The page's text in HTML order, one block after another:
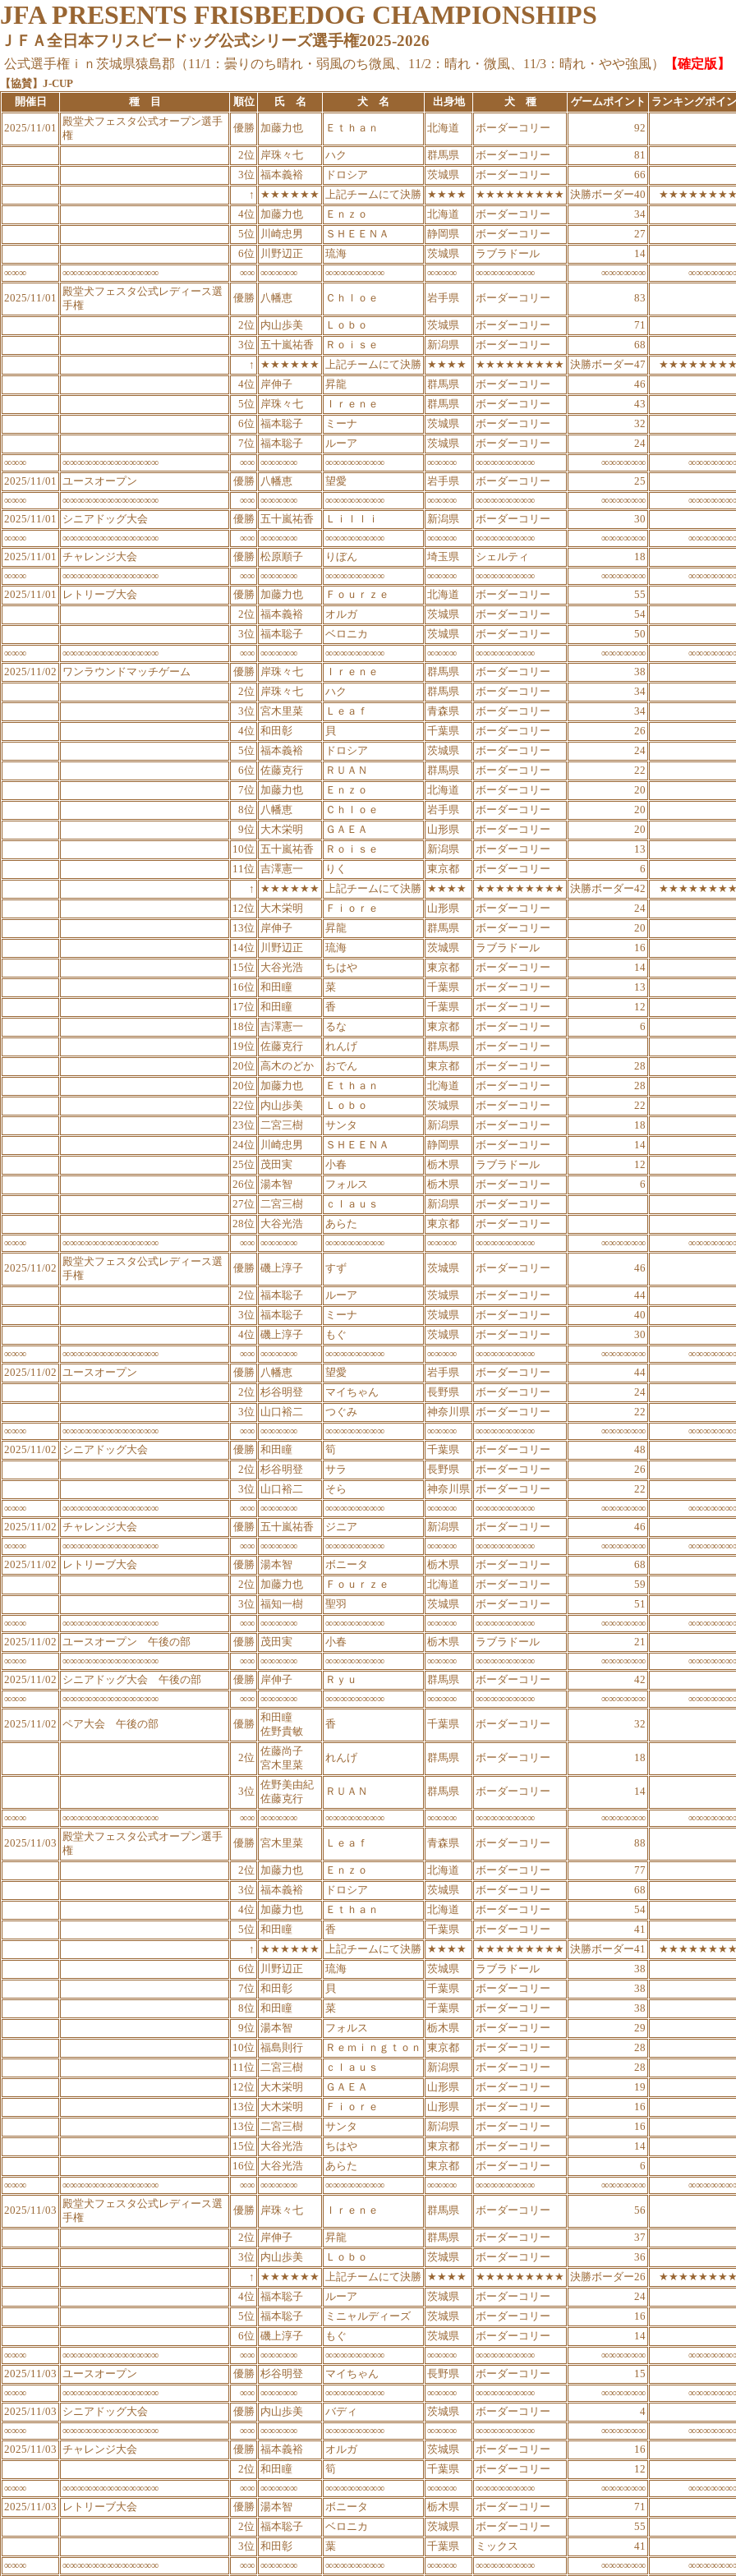
JFA PRESENTS FRISBEEDOG CHAMPIONSHIPS
ＪＦＡ全日本フリスビードッグ公式シリーズ選手権2025-2026
公式選手権ｉｎ茨城県猿島郡（11/1：曇りのち晴れ・弱風のち微風、11/2：晴れ・微風、11/3：晴れ・やや強風） 【確定版】
【協賛】J-CUP
開催日
種 目 順位 氏 名 犬 名 出身地 犬 種 ゲームポイント ランキングポイ
2025/11/01
殿堂犬フェスタ公式オープン選手
権
優勝 加藤力也 Ｅｔｈａｎ 北海道 ボーダーコリー 92
2位 岸珠々七 ハク 群馬県 ボーダーコリー 81
3位 福本義裕 ドロシア 茨城県 ボーダーコリー 66
↑
★★★★★★ 上記チームにて決勝 ★★★★ ★★★★★★★★★ 決勝ボーダー40
4位
加藤力也 Ｅｎｚｏ 北海道 ボーダーコリー 34
5位
川崎忠男 ＳＨＥＥＮＡ 静岡県 ボーダーコリー 27
6位
川野辺正 琉海 茨城県 ラブラドール 14
∞∞∞
∞∞∞∞∞∞∞∞∞∞∞∞∞ ∞∞ ∞∞∞∞∞ ∞∞∞∞∞∞∞∞ ∞∞∞∞ ∞∞∞∞∞∞∞∞ ∞∞∞∞∞∞
2025/11/01
殿堂犬フェスタ公式レディース選
手権
優勝 八幡恵 Ｃｈｌｏｅ 岩手県 ボーダーコリー 83
2位 内山歩美 Ｌｏｂｏ 茨城県 ボーダーコリー 71
3位
五十嵐祐香 Ｒｏｉｓｅ 新潟県 ボーダーコリー 68
↑
★★★★★★ 上記チームにて決勝 ★★★★ ★★★★★★★★★ 決勝ボーダー47
4位
岸伸子 昇龍 群馬県 ボーダーコリー 46
5位
岸珠々七 Ｉｒｅｎｅ 群馬県 ボーダーコリー 43
6位 福本聡子 ミーナ 茨城県 ボーダーコリー 32
7位 福本聡子 ルーア 茨城県 ボーダーコリー 24
∞∞∞
∞∞∞∞∞∞∞∞∞∞∞∞∞ ∞∞ ∞∞∞∞∞ ∞∞∞∞∞∞∞∞ ∞∞∞∞ ∞∞∞∞∞∞∞∞ ∞∞∞∞∞∞
2025/11/01 ユースオープン 優勝 八幡恵 望愛 岩手県 ボーダーコリー
25
∞∞∞
∞∞∞∞∞∞∞∞∞∞∞∞∞ ∞∞ ∞∞∞∞∞ ∞∞∞∞∞∞∞∞ ∞∞∞∞ ∞∞∞∞∞∞∞∞ ∞∞∞∞∞∞
2025/11/01
シニアドッグ大会 優勝 五十嵐祐香 Ｌｉｌｌｉ 新潟県 ボーダーコリー
30
∞∞∞
∞∞∞∞∞∞∞∞∞∞∞∞∞ ∞∞ ∞∞∞∞∞ ∞∞∞∞∞∞∞∞ ∞∞∞∞ ∞∞∞∞∞∞∞∞ ∞∞∞∞∞∞
2025/11/01 チャレンジ大会 優勝 松原順子 りぼん 埼玉県 シェルティ
18
∞∞∞
∞∞∞∞∞∞∞∞∞∞∞∞∞ ∞∞ ∞∞∞∞∞ ∞∞∞∞∞∞∞∞ ∞∞∞∞ ∞∞∞∞∞∞∞∞ ∞∞∞∞∞∞
2025/11/01
レトリーブ大会 優勝 加藤力也 Ｆｏｕｒｚｅ 北海道 ボーダーコリー
55
2位 福本義裕 オルガ 茨城県 ボーダーコリー
54
3位 福本聡子 ベロニカ 茨城県 ボーダーコリー
50
∞∞∞
∞∞∞∞∞∞∞∞∞∞∞∞∞ ∞∞ ∞∞∞∞∞ ∞∞∞∞∞∞∞∞ ∞∞∞∞ ∞∞∞∞∞∞∞∞ ∞∞∞∞∞∞
2025/11/02
ワンラウンドマッチゲーム 優勝 岸珠々七 Ｉｒｅｎｅ 群馬県 ボーダーコリー 38
2位
岸珠々七 ハク 群馬県 ボーダーコリー 34
3位 宮木里菜 Ｌｅａｆ 青森県 ボーダーコリー 34
4位 和田彰 貝 千葉県 ボーダーコリー 26
5位 福本義裕 ドロシア 茨城県 ボーダーコリー 24
6位 佐藤克行 ＲＵＡＮ 群馬県 ボーダーコリー 22
7位
加藤力也 Ｅｎｚｏ 北海道 ボーダーコリー 20
8位
八幡恵 Ｃｈｌｏｅ 岩手県 ボーダーコリー 20
9位
大木栄明 ＧＡＥＡ 山形県 ボーダーコリー 20
10位
五十嵐祐香 Ｒｏｉｓｅ 新潟県 ボーダーコリー 13
11位 吉澤憲一 りく 東京都 ボーダーコリー 6
↑
★★★★★★ 上記チームにて決勝 ★★★★ ★★★★★★★★★ 決勝ボーダー42
12位
大木栄明 Ｆｉｏｒｅ 山形県 ボーダーコリー 24
13位
岸伸子 昇龍 群馬県 ボーダーコリー 20
14位
川野辺正 琉海 茨城県 ラブラドール 16
15位
大谷光浩 ちはや 東京都 ボーダーコリー 14
16位 和田瞳 菜 千葉県 ボーダーコリー 13
17位 和田瞳 香 千葉県 ボーダーコリー 12
18位 吉澤憲一 るな 東京都 ボーダーコリー 6
19位 佐藤克行 れんげ 群馬県 ボーダーコリー
20位
高木のどか おでん 東京都 ボーダーコリー 28
20位
加藤力也 Ｅｔｈａｎ 北海道 ボーダーコリー 28
22位
内山歩美 Ｌｏｂｏ 茨城県 ボーダーコリー 22
23位 二宮三樹 サンタ 新潟県 ボーダーコリー 18
24位
川崎忠男 ＳＨＥＥＮＡ 静岡県 ボーダーコリー 14
25位
茂田実 小春 栃木県 ラブラドール 12
26位 湯本智 フォルス 栃木県 ボーダーコリー 6
27位 二宮三樹 ｃｌａｕｓ 新潟県 ボーダーコリー
28位
大谷光浩 あらた 東京都 ボーダーコリー
∞∞∞
∞∞∞∞∞∞∞∞∞∞∞∞∞ ∞∞ ∞∞∞∞∞ ∞∞∞∞∞∞∞∞ ∞∞∞∞ ∞∞∞∞∞∞∞∞ ∞∞∞∞∞∞
2025/11/02
殿堂犬フェスタ公式レディース選
手権
優勝 磯上淳子 すず 茨城県 ボーダーコリー 46
2位 福本聡子 ルーア 茨城県 ボーダーコリー 44
3位 福本聡子 ミーナ 茨城県 ボーダーコリー 40
4位 磯上淳子 もぐ 茨城県 ボーダーコリー 30
∞∞∞
∞∞∞∞∞∞∞∞∞∞∞∞∞ ∞∞ ∞∞∞∞∞ ∞∞∞∞∞∞∞∞ ∞∞∞∞ ∞∞∞∞∞∞∞∞ ∞∞∞∞∞∞
2025/11/02 ユースオープン 優勝 八幡恵 望愛 岩手県 ボーダーコリー
44
2位 杉谷明登 マイちゃん 長野県 ボーダーコリー
24
3位
山口裕二 つぐみ 神奈川県 ボーダーコリー
22
∞∞∞
∞∞∞∞∞∞∞∞∞∞∞∞∞ ∞∞ ∞∞∞∞∞ ∞∞∞∞∞∞∞∞ ∞∞∞∞ ∞∞∞∞∞∞∞∞ ∞∞∞∞∞∞
2025/11/02
シニアドッグ大会 優勝 和田瞳 筍 千葉県 ボーダーコリー
48
2位 杉谷明登 サラ 長野県 ボーダーコリー
26
3位
山口裕二 そら 神奈川県 ボーダーコリー
22
∞∞∞
∞∞∞∞∞∞∞∞∞∞∞∞∞ ∞∞ ∞∞∞∞∞ ∞∞∞∞∞∞∞∞ ∞∞∞∞ ∞∞∞∞∞∞∞∞ ∞∞∞∞∞∞
2025/11/02 チャレンジ大会 優勝 五十嵐祐香 ジニア 新潟県 ボーダーコリー
46
∞∞∞
∞∞∞∞∞∞∞∞∞∞∞∞∞ ∞∞ ∞∞∞∞∞ ∞∞∞∞∞∞∞∞ ∞∞∞∞ ∞∞∞∞∞∞∞∞ ∞∞∞∞∞∞
2025/11/02
レトリーブ大会 優勝 湯本智 ボニータ 栃木県 ボーダーコリー
68
2位
加藤力也 Ｆｏｕｒｚｅ 北海道 ボーダーコリー
59
3位 福知一樹 聖羽 茨城県 ボーダーコリー
51
∞∞∞
∞∞∞∞∞∞∞∞∞∞∞∞∞ ∞∞ ∞∞∞∞∞ ∞∞∞∞∞∞∞∞ ∞∞∞∞ ∞∞∞∞∞∞∞∞ ∞∞∞∞∞∞
2025/11/02 ユースオープン 午後の部 優勝 茂田実 小春 栃木県 ラブラドール
21
∞∞∞
∞∞∞∞∞∞∞∞∞∞∞∞∞ ∞∞ ∞∞∞∞∞ ∞∞∞∞∞∞∞∞ ∞∞∞∞ ∞∞∞∞∞∞∞∞ ∞∞∞∞∞∞
2025/11/02
シニアドッグ大会 午後の部 優勝 岸伸子 Ｒｙｕ 群馬県 ボーダーコリー
42
∞∞∞
∞∞∞∞∞∞∞∞∞∞∞∞∞ ∞∞ ∞∞∞∞∞ ∞∞∞∞∞∞∞∞ ∞∞∞∞ ∞∞∞∞∞∞∞∞ ∞∞∞∞∞∞
2025/11/02 ペア大会 午後の部 優勝
和田瞳
佐野貴敏
香 千葉県 ボーダーコリー 32
2位
佐藤尚子
宮木里菜
れんげ 群馬県 ボーダーコリー 18
3位
佐野美由紀
佐藤克行
ＲＵＡＮ 群馬県 ボーダーコリー 14
∞∞∞ ∞∞∞∞∞∞∞∞∞∞∞∞∞ ∞∞ ∞∞∞∞∞ ∞∞∞∞∞∞∞∞ ∞∞∞∞ ∞∞∞∞∞∞∞∞ ∞∞∞∞∞∞
2025/11/03
殿堂犬フェスタ公式オープン選手
権
優勝 宮木里菜 Ｌｅａｆ 青森県 ボーダーコリー 88
2位 加藤力也 Ｅｎｚｏ 北海道 ボーダーコリー 77
3位 福本義裕 ドロシア 茨城県 ボーダーコリー 68
4位
加藤力也 Ｅｔｈａｎ 北海道 ボーダーコリー 54
5位 和田瞳 香 千葉県 ボーダーコリー 41
↑
★★★★★★ 上記チームにて決勝 ★★★★ ★★★★★★★★★ 決勝ボーダー41
6位
川野辺正 琉海 茨城県 ラブラドール 38
7位 和田彰 貝 千葉県 ボーダーコリー 38
8位 和田瞳 菜 千葉県 ボーダーコリー 38
9位 湯本智 フォルス 栃木県 ボーダーコリー 29
10位 福島則行 Ｒｅｍｉｎｇｔｏｎ 東京都 ボーダーコリー 28
11位 二宮三樹 ｃｌａｕｓ 新潟県 ボーダーコリー 28
12位
大木栄明 ＧＡＥＡ 山形県 ボーダーコリー 19
13位
大木栄明 Ｆｉｏｒｅ 山形県 ボーダーコリー 16
13位 二宮三樹 サンタ 新潟県 ボーダーコリー 16
15位
大谷光浩 ちはや 東京都 ボーダーコリー 14
16位
大谷光浩 あらた 東京都 ボーダーコリー 6
∞∞∞
∞∞∞∞∞∞∞∞∞∞∞∞∞ ∞∞ ∞∞∞∞∞ ∞∞∞∞∞∞∞∞ ∞∞∞∞ ∞∞∞∞∞∞∞∞ ∞∞∞∞∞∞
2025/11/03
殿堂犬フェスタ公式レディース選
手権
優勝 岸珠々七 Ｉｒｅｎｅ 群馬県 ボーダーコリー 56
2位 岸伸子 昇龍 群馬県 ボーダーコリー 37
3位
内山歩美 Ｌｏｂｏ 茨城県 ボーダーコリー 36
↑
★★★★★★ 上記チームにて決勝 ★★★★ ★★★★★★★★★ 決勝ボーダー26
4位 福本聡子 ルーア 茨城県 ボーダーコリー 24
5位 福本聡子 ミニャルディーズ 茨城県 ボーダーコリー 16
6位 磯上淳子 もぐ 茨城県 ボーダーコリー 14
∞∞∞
∞∞∞∞∞∞∞∞∞∞∞∞∞ ∞∞ ∞∞∞∞∞ ∞∞∞∞∞∞∞∞ ∞∞∞∞ ∞∞∞∞∞∞∞∞ ∞∞∞∞∞∞
2025/11/03 ユースオープン 優勝 杉谷明登 マイちゃん 長野県 ボーダーコリー
15
∞∞∞
∞∞∞∞∞∞∞∞∞∞∞∞∞ ∞∞ ∞∞∞∞∞ ∞∞∞∞∞∞∞∞ ∞∞∞∞ ∞∞∞∞∞∞∞∞ ∞∞∞∞∞∞
2025/11/03
シニアドッグ大会 優勝 内山歩美 バディ 茨城県 ボーダーコリー
4
∞∞∞
∞∞∞∞∞∞∞∞∞∞∞∞∞ ∞∞ ∞∞∞∞∞ ∞∞∞∞∞∞∞∞ ∞∞∞∞ ∞∞∞∞∞∞∞∞ ∞∞∞∞∞∞
2025/11/03 チャレンジ大会 優勝 福本義裕 オルガ 茨城県 ボーダーコリー
16
2位 和田瞳 筍 千葉県 ボーダーコリー
12
∞∞∞
∞∞∞∞∞∞∞∞∞∞∞∞∞ ∞∞ ∞∞∞∞∞ ∞∞∞∞∞∞∞∞ ∞∞∞∞ ∞∞∞∞∞∞∞∞ ∞∞∞∞∞∞
2025/11/03
レトリーブ大会 優勝 湯本智 ボニータ 栃木県 ボーダーコリー
71
2位 福本聡子 ベロニカ 茨城県 ボーダーコリー
55
3位 和田彰 葉 千葉県 ミックス
41
∞∞∞
∞∞∞∞∞∞∞∞∞∞∞∞∞ ∞∞ ∞∞∞∞∞ ∞∞∞∞∞∞∞∞ ∞∞∞∞ ∞∞∞∞∞∞∞∞ ∞∞∞∞∞∞